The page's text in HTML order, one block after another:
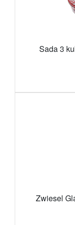
Sada 3
Zwiesel